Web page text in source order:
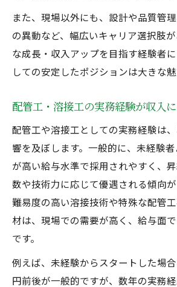
また、現場以外にも、設計や品質管
の異動など、幅広いキャリア選択肢
な成長・収入アップを目指す経験者
しての安定したポジションは大きな魅
配管工・溶接工の実務経験が収入
配管工や溶接工としての実務経験は
響を及ぼします。一般的に、未経験
が高い給与水準で採用されやすく、
数や技術力に応じて優遇される傾向が
難易度の高い溶接技術や特殊な配管
材は、現場での需要が高く、給与面
です。
例えば、未経験からスタートした場
円前後が一般的ですが、数年の実務